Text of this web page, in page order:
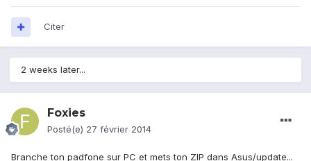
Citer
2 weeks later...
Foxies
Posté(e) 27 février 2014
Branche ton padfone sur PC et mets ton ZIP dans Asus/update...